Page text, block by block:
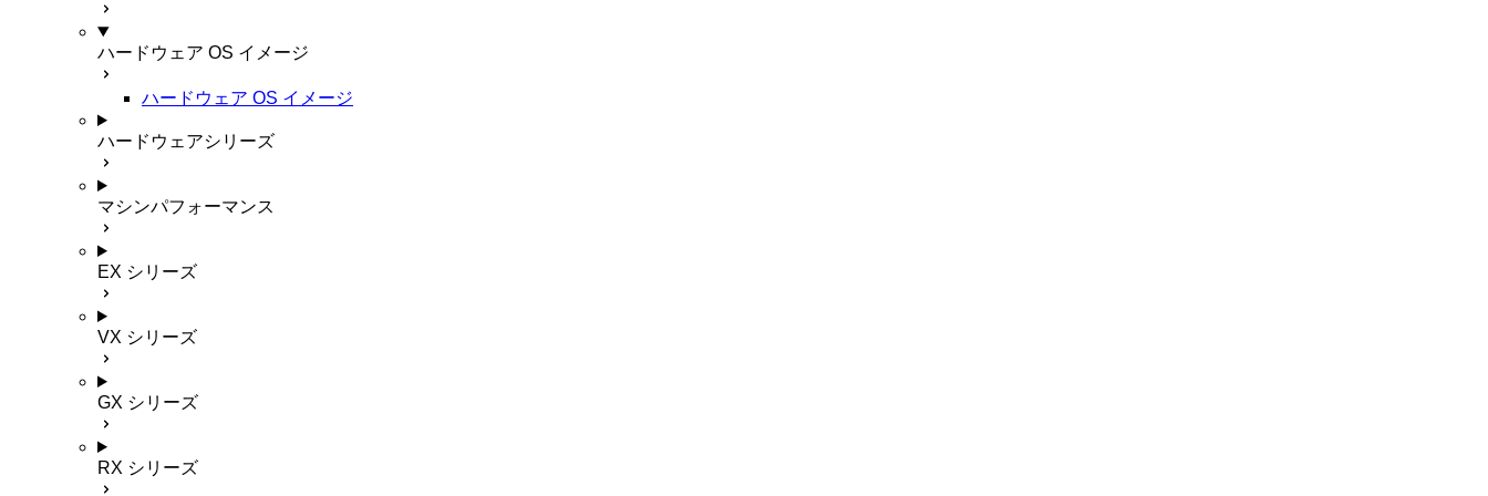
ハードウェア OS イメージ
ハードウェア OS イメージ
ハードウェアシリーズ
マシンパフォーマンス
EX シリーズ
VX シリーズ
GX シリーズ
RX シリーズ